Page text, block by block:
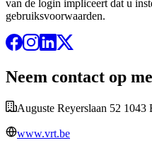
van de login impliceert dat u
gebruiksvoorwaarden.
Neem contact op
Auguste Reyerslaan 52 1043
www.vrt.be